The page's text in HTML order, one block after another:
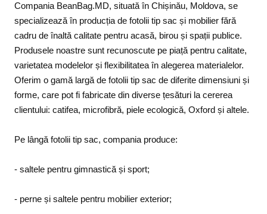
Compania BeanBag.MD, situată în Chișinău, Moldova, se
specializează în producția de fotolii tip sac și mobilier fără
cadru de înaltă calitate pentru acasă, birou și spații publice.
Produsele noastre sunt recunoscute pe piață pentru calitate,
varietatea modelelor și flexibilitatea în alegerea materialelor.
Oferim o gamă largă de fotolii tip sac de diferite dimensiuni și
forme, care pot fi fabricate din diverse țesături la cererea
clientului: catifea, microfibră, piele ecologică, Oxford și altele.
Pe lângă fotolii tip sac, compania produce:
- saltele pentru gimnastică și sport;
- perne și saltele pentru mobilier exterior;